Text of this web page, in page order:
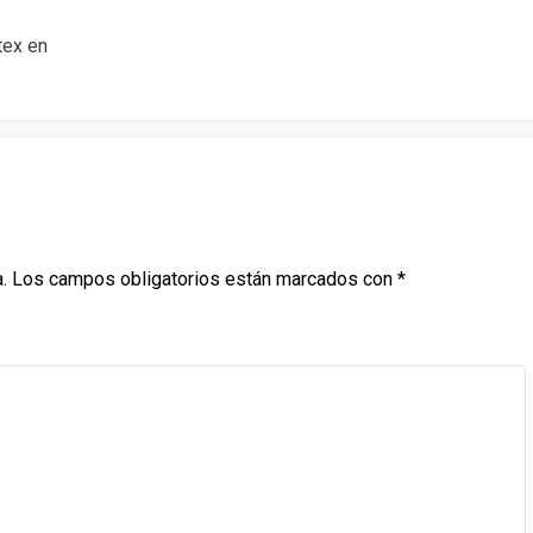
en
Los campos obligatorios están marcados con *